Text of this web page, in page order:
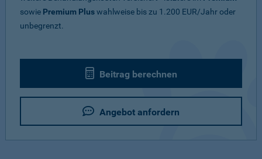
sowie Premium Pluswahlweise bis zu 1.200 EUR/Jahr oder
unbegrenzt.
Beitrag berechnen
Angebot anfordern